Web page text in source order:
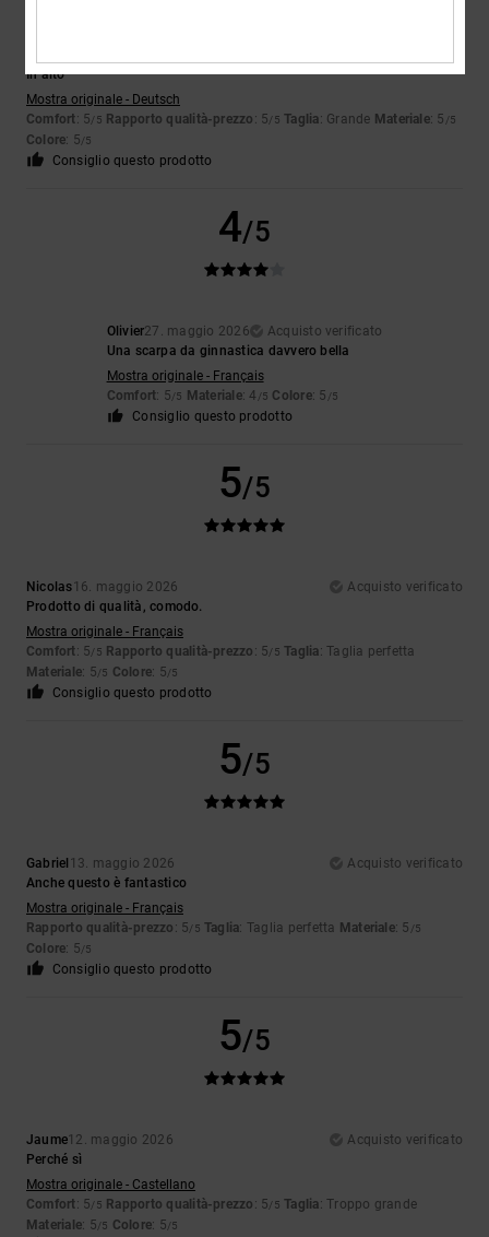
In alto
Mostra originale - Deutsch
Comfort: 5/5 Rapporto qualità-prezzo : 5/5 Taglia: Grande Materiale: 5 /5
Colore: 5/5
Consiglio questo prodotto
4/5
Olivier27. maggio 2026
Acquisto verificato
Una scarpa da ginnastica davvero bella
Mostra originale - Français
Comfort: 5/5 Materiale: 4 /5 Colore: 5 /5
Consiglio questo prodotto
5/5
Nicolas16. maggio 2026
Acquisto verificato
Prodotto di qualità, comodo.
Mostra originale - Français
Comfort: 5/5 Rapporto qualità-prezzo : 5/5 Taglia: Taglia perfetta
Materiale: 5/5 Colore: 5/5
Consiglio questo prodotto
5/5
Gabriel 13. maggio 2026
Acquisto verificato
Anche questo è fantastico
Mostra originale - Français
Rapporto qualità-prezzo : 5/5 Taglia: Taglia perfetta Materiale: 5 /5
Colore: 5/5
Consiglio questo prodotto
5/5
Jaume12. maggio 2026
Acquisto verificato
Perché sì
Mostra originale - Castellano
Comfort: 5/5 Rapporto qualità-prezzo : 5/5 Taglia: Troppo grande
Materiale: 5/5 Colore: 5/5